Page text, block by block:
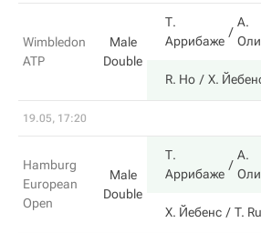
Wimbledon
ATP
Male
Double
Т.
Аррибаже
А.
R. Ho Х.
19.05, 17:20
Hamburg
European
Open
Male
Double
Т.
Аррибаже
А.
Х. Йебенс T.